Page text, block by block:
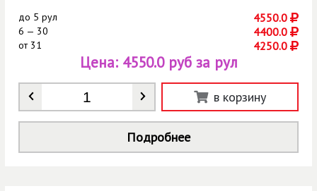
до 5 рул 4550.0
6 — 30 4400.0
от31 4250.0
Количество
Цена: 4550.0 руб за рул
в корзину
Подробнее